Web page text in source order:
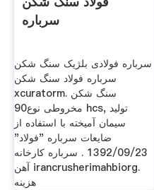
سرباره
سرباره فولادی بلژیک سنگ شکن
سرباره فولاد سنگ شکن
xcuratorm. سنگ شکن
مخروطی نوع90 hcs, تولید
سیمان آميخته با استفاده از
ضايعات سرباره "فولاد"
1392/09/23 . سرباره کارخانه
آهن irancrusherimahbiorg.
هزینه